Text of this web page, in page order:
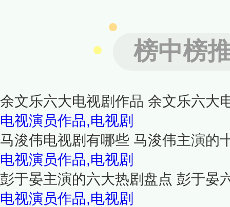
榜中榜
余文乐六大电视剧作品 余文乐六大
电视演员作品,电视剧
马浚伟电视剧有哪些 马浚伟主演的
电视演员作品,电视剧
彭于晏主演的六大热剧盘点 彭于晏
电视演员作品,电视剧